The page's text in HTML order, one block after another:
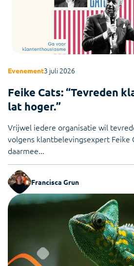
Evenement3 juli 2026
Feike Cats: “Tevreden
lat hoger.”
Vrijwel iedere organisatie wil
volgens klantbelevingsexpert Feike
daarmee...
Francisca Grun